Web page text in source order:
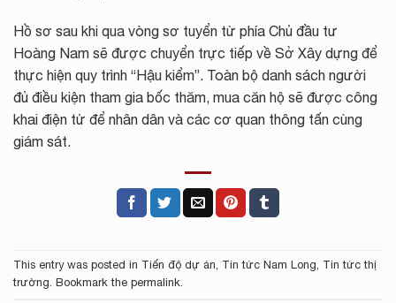
Hồ sơ sau khi qua vòng sơ tuyển từ phía Chủ đầu tư
Hoàng Nam sẽ được chuyển trực tiếp về Sở Xây dựng để
thực hiện quy trình “Hậu kiểm”. Toàn bộ danh sách người
đủ điều kiện tham gia bốc thăm, mua căn hộ sẽ được công
khai điện tử để nhân dân và các cơ quan thông tấn cùng
giám sát.
This entry was posted in Tiến độ dự án, Tin tức Nam Long, Tin tức thị
trường. Bookmark the permalink.